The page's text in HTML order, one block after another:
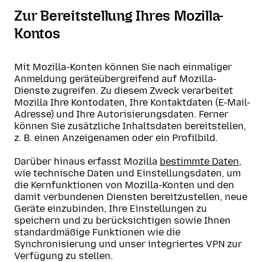
Zur Bereitstellung Ihres Mozilla-
Kontos
Mit Mozilla-Konten können Sie nach einmaliger
Anmeldung geräteübergreifend auf Mozilla-
Dienste zugreifen. Zu diesem Zweck verarbeitet
Mozilla Ihre Kontodaten, Ihre Kontaktdaten (E-Mail-
Adresse) und Ihre Autorisierungsdaten. Ferner
können Sie zusätzliche Inhaltsdaten bereitstellen,
z. B. einen Anzeigenamen oder ein Profilbild.
Darüber hinaus erfasst Mozilla bestimmte Daten,
wie technische Daten und Einstellungsdaten, um
die Kernfunktionen von Mozilla-Konten und den
damit verbundenen Diensten bereitzustellen, neue
Geräte einzubinden, Ihre Einstellungen zu
speichern und zu berücksichtigen sowie Ihnen
standardmäßige Funktionen wie die
Synchronisierung und unser integriertes VPN zur
Verfügung zu stellen.